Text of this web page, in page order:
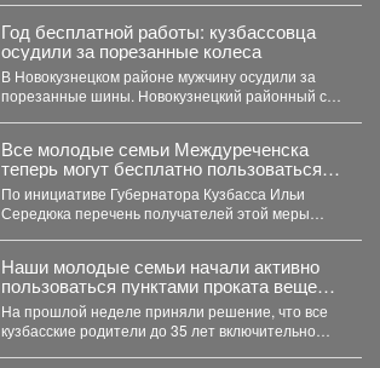
Год бесплатной работы: кузбассовца
осудили за порезанные колеса
В Новокузнецком районе мужчину осудили за
порезанные шины. Новокузнецкий районный суд
Все молодые семьи Междуреченска
теперь могут бесплатно пользоваться
предметами первой необходимости для
новорождённых.
По инициативе Губернатора Кузбасса Ильи
Середюка перечень получателей этой меры
Наши молодые семьи начали активно
пользоваться пунктами проката вещей
для новорожденных.
На прошлой неделе приняли решение, что все
кузбасские родители до 35 лет включительно